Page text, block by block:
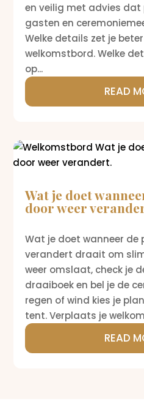
en veilig met advies dat
gasten en
Welke details zet je
welkomstbord. Welke
op...
READ
Wat je doet
door weer
Wat je doet wanneer de
verandert draait om
weer omslaat, check je
draaiboek en bel je de
regen of wind kies je
tent. Verplaats je
READ